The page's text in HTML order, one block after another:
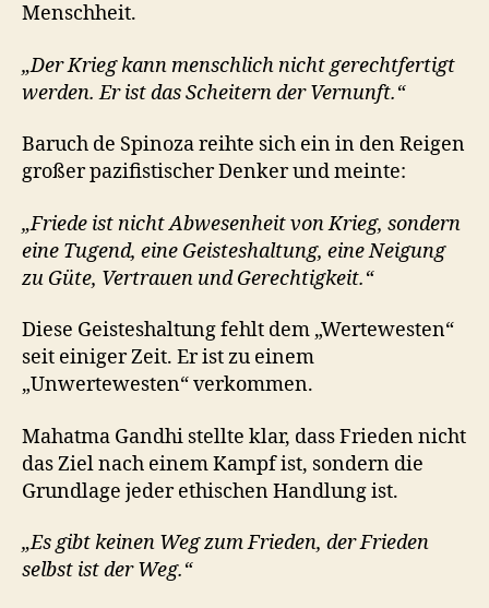
Menschheit.
„Der Krieg kann menschlich nicht gerechtfertigt
werden. Er ist das Scheitern der Vernunft.“
Baruch de Spinoza reihte sich ein in den Reigen
großer pazifistischer Denker und meinte:
„Friede ist nicht Abwesenheit von Krieg, sondern
eine Tugend, eine Geisteshaltung, eine Neigung
zu Güte, Vertrauen und Gerechtigkeit.“
Diese Geisteshaltung fehlt dem „Wertewesten“
seit einiger Zeit. Er ist zu einem
„Unwertewesten“ verkommen.
Mahatma Gandhi stellte klar, dass Frieden nicht
das Ziel nach einem Kampf ist, sondern die
Grundlage jeder ethischen Handlung ist.
„Es gibt keinen Weg zum Frieden, der Frieden
selbst ist der Weg.“